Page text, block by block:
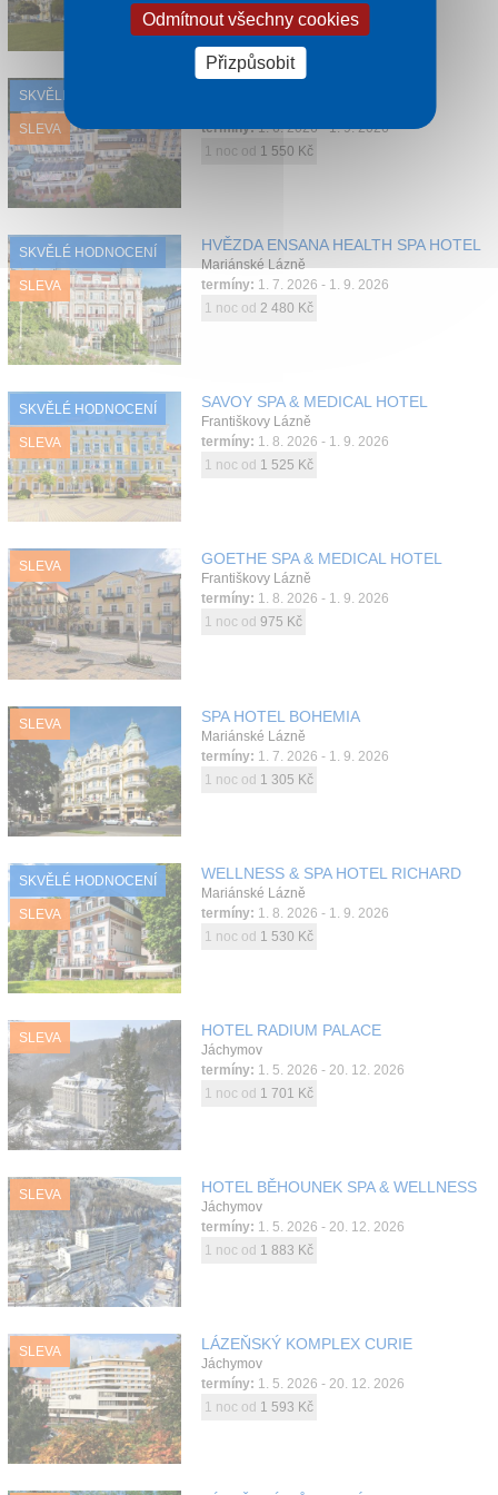
SKVĚLÉ HODNOCENÍ
SLEVA
termíny:1. 6. 2026 - 1. 9. 2026
1 noc od 1 550 Kč
SKVĚLÉ HODNOCENÍ
SLEVA
HVĚZDA ENSANA HEALTH SPA HOTEL
Mariánské Lázně
termíny: 1. 7. 2026 - 1. 9. 2026
1 noc od 2 480 Kč
SKVĚLÉ HODNOCENÍ
SLEVA
SAVOY SPA & MEDICAL HOTEL
Františkovy Lázně
termíny: 1. 8. 2026 - 1. 9. 2026
1 noc od 1 525 Kč
SLEVA GOETHE SPA & MEDICAL HOTEL
Františkovy Lázně
termíny: 1. 8. 2026 - 1. 9. 2026
1 noc od 975 Kč
SLEVA SPA HOTEL BOHEMIA
Mariánské Lázně
termíny: 1. 7. 2026 - 1. 9. 2026
1 noc od 1 305 Kč
SKVĚLÉ HODNOCENÍ
SLEVA
WELLNESS & SPA HOTEL RICHARD
Mariánské Lázně
termíny: 1. 8. 2026 - 1. 9. 2026
1 noc od 1 530 Kč
SLEVA HOTEL RADIUM PALACE
Jáchymov
termíny: 1. 5. 2026 - 20. 12. 2026
1 noc od 1 701 Kč
SLEVA HOTEL BĚHOUNEK SPA & WELLNESS
Jáchymov
termíny: 1. 5. 2026 - 20. 12. 2026
1 noc od 1 883 Kč
SLEVA LÁZEŇSKÝ KOMPLEX CURIE
Jáchymov
termíny: 1. 5. 2026 - 20. 12. 2026
1 noc od 1 593 Kč
Odmítnout všechny cookies
Přizpůsobit